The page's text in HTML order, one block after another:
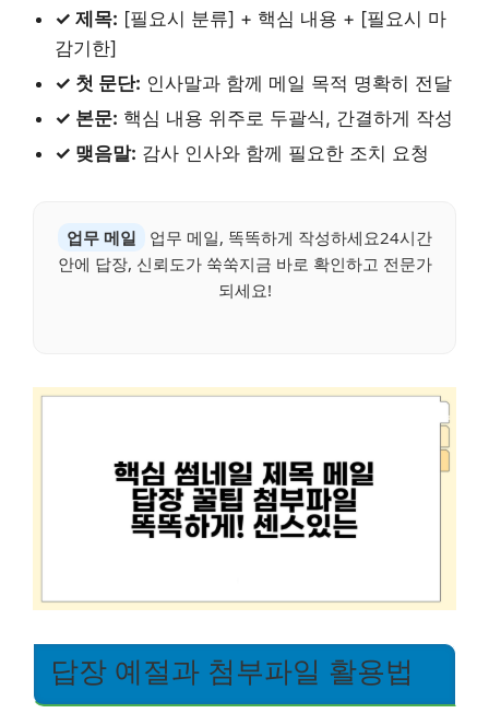
✓ 제목: [필요시 분류] + 핵심 내용 + [필요시 마
감기한]
✓ 첫 문단: 인사말과 함께 메일 목적 명확히 전달
✓ 본문: 핵심 내용 위주로 두괄식, 간결하게 작성
✓ 맺음말: 감사 인사와 함께 필요한 조치 요청
업무 메일
업무 메일, 똑똑하게 작성하세요24시간
안에 답장, 신뢰도가 쑥쑥지금 바로 확인하고 전문가
되세요!
답장 예절과 첨부파일 활용법